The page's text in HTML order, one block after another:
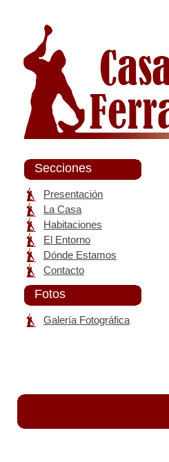
Secciones
Presentación
La Casa
Habitaciones
El Entorno
Dónde Estamos
Contacto
Fotos
Galería Fotográfica